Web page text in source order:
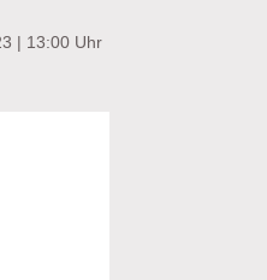
| 13:00 Uhr